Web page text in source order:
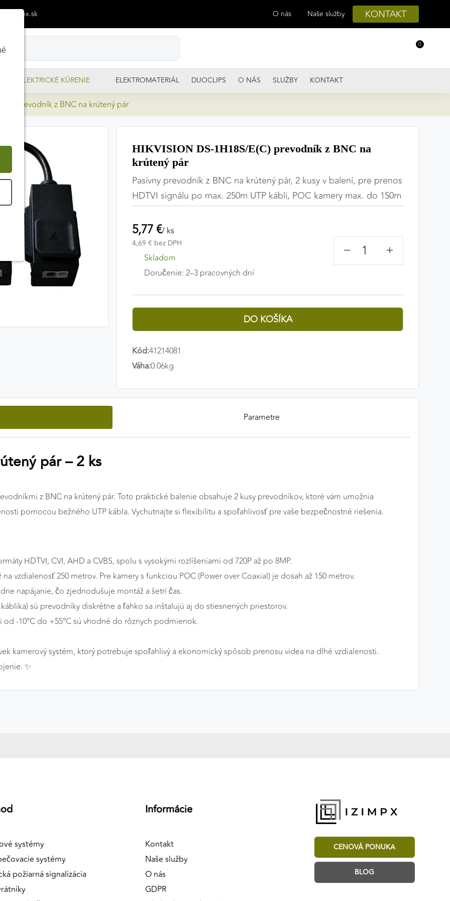
O nás Naše služby KONTAKT
0
ELEKTRICKÉ KÚRENIE ELEKTROMATERIÁL DUOCLIPS O NÁS SLUŽBY KONTAKT
prevodník z BNC na krútený pár
HIKVISION DS-1H18S/E(C) prevodník z BNC na
krútený pár
Pasívny prevodník z BNC na krútený pár, 2 kusy v balení, pre prenos
HDTVI signálu po max. 250m UTP kábli, POC kamery max. do 150m
5,77 €/ ks
4,69 € bez DPH
Skladom
Doručenie: 2–3 pracovných dní
− +
Kód:41214081
Váha:0.06kg
Parametre
pár – 2 ks
z BNC na krútený pár. Toto praktické balenie obsahuje 2 kusy prevodníkov, ktoré vám umožnia
pomocou bežného UTP kábla. Vychutnajte si flexibilitu a spoľahlivosť pre vaše bezpečnostné riešenia.
HDTVI, CVI, AHD a CVBS, spolu s vysokými rozlíšeniami od 720P až po 8MP.
vzdialenosť 250 metrov. Pre kamery s funkciou POC (Power over Coaxial) je dosah až 150 metrov.
napájanie, čo zjednodušuje montáž a šetrí čas.
sú prevodníky diskrétne a ľahko sa inštalujú aj do stiesnených priestorov.
-10°C do +55°C sú vhodné do rôznych podmienok.
kamerový systém, ktorý potrebuje spoľahlivý a ekonomický spôsob prenosu videa na dlhé vzdialenosti.
✨
systémy
systémy
požiarná signalizácia
Informácie
Kontakt
Naše služby
O nás
GDPR
CENOVÁ PONUKA
BLOG